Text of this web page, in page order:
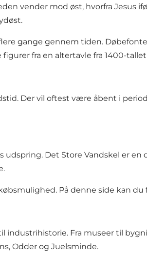
vender mod øst, hvorfra Jesus
gange gennem tiden.
fra en altertavle fra 1400-
Der vil oftest være åbent i
udspring. Det Store Vandskel er
På denne side kan
Fra museer til
Odder og Juelsminde.